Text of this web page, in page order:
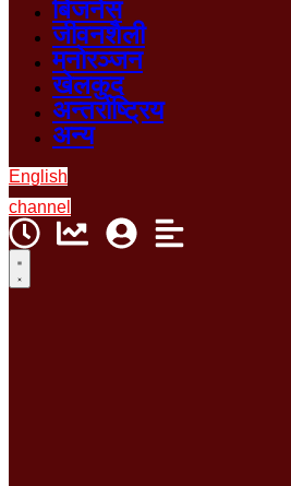
बिजनेस
जीवनशैली
मनोरञ्जन
खेलकुद
अन्तर्राष्ट्रिय
अन्य
English
channel